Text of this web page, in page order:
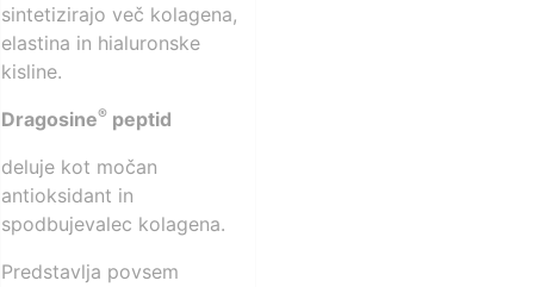
sintetizirajo več kolagena,
elastina in hialuronske
kisline.
Dragosine® peptid
deluje kot močan
antioksidant in
spodbujevalec kolagena.
Predstavlja povsem